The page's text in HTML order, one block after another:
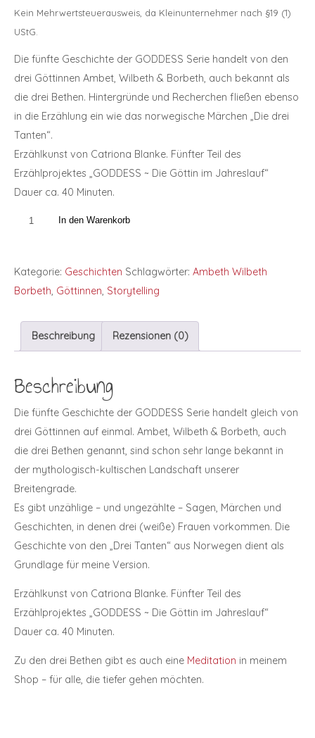
Kein Mehrwertsteuerausweis, da Kleinunternehmer nach §19 (1)
UStG.
Die fünfte Geschichte der GODDESS Serie handelt von den
drei Göttinnen Ambet, Wilbeth & Borbeth, auch bekannt als
die drei Bethen. Hintergründe und Recherchen fließen ebenso
in die Erzählung ein wie das norwegische Märchen „Die drei
Tanten“.
Erzählkunst von Catriona Blanke. Fünfter Teil des
Erzählprojektes „GODDESS ~ Die Göttin im Jahreslauf“
Dauer ca. 40 Minuten.
In den Warenkorb
Kategorie: Geschichten Schlagwörter: Ambeth Wilbeth
Borbeth, Göttinnen, Storytelling
Beschreibung Rezensionen (0)
Beschreibung
Die fünfte Geschichte der GODDESS Serie handelt gleich von
drei Göttinnen auf einmal. Ambet, Wilbeth & Borbeth, auch
die drei Bethen genannt, sind schon sehr lange bekannt in
der mythologisch-kultischen Landschaft unserer
Breitengrade.
Es gibt unzählige – und ungezählte – Sagen, Märchen und
Geschichten, in denen drei (weiße) Frauen vorkommen. Die
Geschichte von den „Drei Tanten“ aus Norwegen dient als
Grundlage für meine Version.
Erzählkunst von Catriona Blanke. Fünfter Teil des
Erzählprojektes „GODDESS ~ Die Göttin im Jahreslauf“
Dauer ca. 40 Minuten.
Zu den drei Bethen gibt es auch eine Meditation in meinem
Shop – für alle, die tiefer gehen möchten.